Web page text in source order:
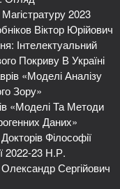
2023
Віктор Юрійович
Інтелектуальний
Покриву В Україні
«Моделі Аналізу
Зору»
«Моделі Та Методи
Даних»
Філософії
2022-23 Н.р.
Сергійович